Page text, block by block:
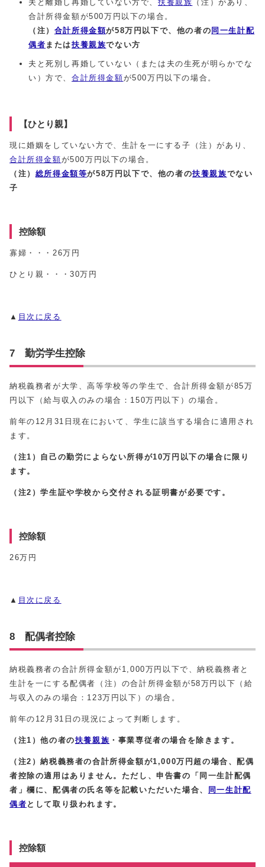
夫と離婚し再婚していない方で、 扶養親族 （注）があり、
合計所得金額が500万円以下の場合。
（注） 合計所得金額が58万円以下で、他の者の 同一生計配
偶者 または扶養親族でない方
夫と死別し再婚していない（または夫の生死が明らかでな
い）方で、 合計所得金額が500万円以下の場合。
【ひとり親】
現に婚姻をしていない方で、生計を一にする子（注）があり、
合計所得金額が500万円以下の場合。
（注） 総所得金額等が58万円以下で、他の者の扶養親族でない
子
控除額
寡婦・・・26万円
ひとり親・・・30万円
▲ 目次に戻る
7 勤労学生控除
納税義務者が大学、高等学校等の学生で、合計所得金額が85万
円以下（給与収入のみの場合：150万円以下）の場合。
前年の12月31日現在において、学生に該当する場合に適用され
ます。
（注1）自己の勤労によらない所得が10万円以下の場合に限り
ます。
（注2）学生証や学校から交付される証明書が必要です。
控除額
26万円
▲ 目次に戻る
8 配偶者控除
納税義務者の合計所得金額が1,000万円以下で、納税義務者と
生計を一にする配偶者（注）の合計所得金額が58万円以下（給
与収入のみの場合：123万円以下）の場合。
前年の12月31日の現況によって判断します。
（注1）他の者の扶養親族 ・事業専従者の場合を除きます。
（注2）納税義務者の合計所得金額が1,000万円超の場合、配偶
者控除の適用はありません。ただし、申告書の「同一生計配偶
者」欄に、配偶者の氏名等を記載いただいた場合、
同一生計配
偶者 として取り扱われます。
控除額